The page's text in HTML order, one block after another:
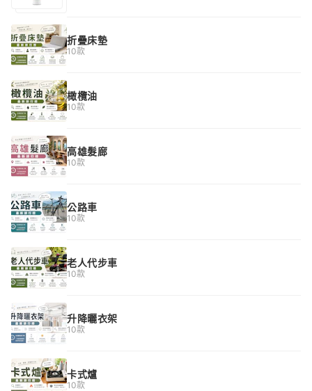
折疊床墊
10款
橄欖油
10款
高雄髮廊
10款
公路車
10款
老人代步車
10款
升降曬衣架
10款
卡式爐
10款